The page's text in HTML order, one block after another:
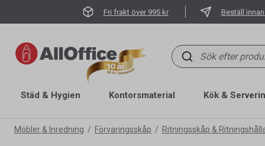
Fri frakt över 995 kr Beställ
Städ & Hygien Kontorsmaterial Kök &
Möbler & Inredning Förvaringsskåp Ritningsskåp &